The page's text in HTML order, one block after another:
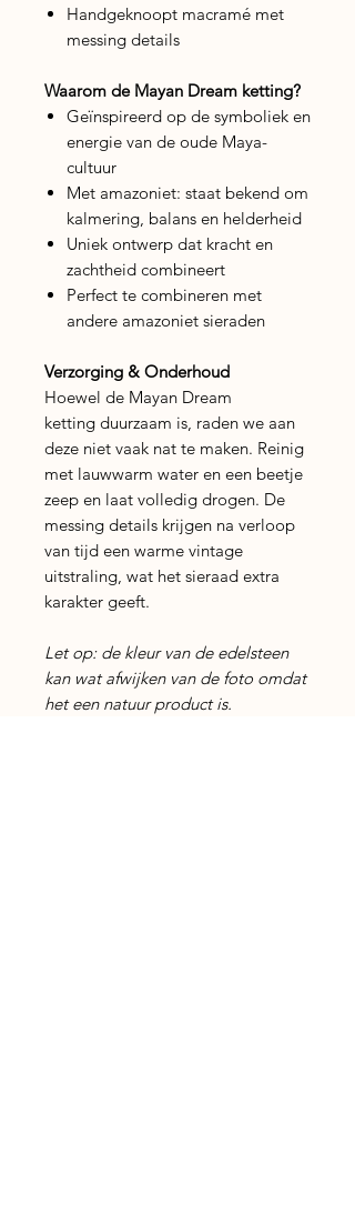
Handgeknoopt macramé met
messing details
Waarom de Mayan Dream ketting?
Geïnspireerd op de symboliek en
energie van de oude Maya-
cultuur
Met amazoniet: staat bekend om
kalmering, balans en helderheid
Uniek ontwerp dat kracht en
zachtheid combineert
Perfect te combineren met
andere amazoniet sieraden
Verzorging & Onderhoud
Hoewel de Mayan Dream
ketting duurzaam is, raden we aan
deze niet vaak nat te maken. Reinig
met lauwwarm water en een beetje
zeep en laat volledig drogen. De
messing details krijgen na verloop
van tijd een warme vintage
uitstraling, wat het sieraad extra
karakter geeft.
Let op: de kleur van de edelsteen
kan wat afwijken van de foto omdat
het een natuur product is.